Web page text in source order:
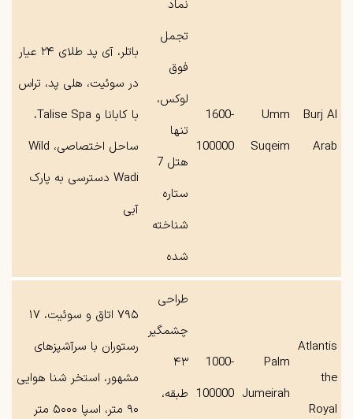
Burj Al
Arab
Umm
Suqeim
1600-
100000
نماد
تجمل
فوق
‌لوکس،
تنها
هتل 7
ستاره
شناخته
شده
باتلر، آی‌ پد طلای ۲۴ عیار
در سوئیت، هلی ‌پد، تراس
با کابانا و Talise Spa،
ساحل اختصاصی، Wild
Wadi دسترسی به پارک
آبی
Atlantis
the
Royal
Palm
Jumeirah
1000-
100000
طراحی
چشمگیر
۴۳
طبقه،
۷۹۵ اتاق و سوئیت، ۱۷
رستوران با سرآشپزهای
مشهور، استخر شنا هوایی
۹۰ متر، اسپا ۵۰۰۰ متر